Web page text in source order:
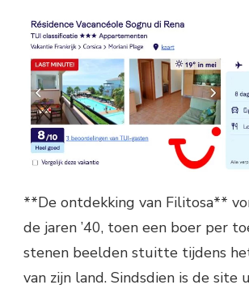
**De ontdekking van Filitosa**
de jaren ’40, toen een boer per
stenen beelden stuitte tijdens
van zijn land. Sindsdien is de site